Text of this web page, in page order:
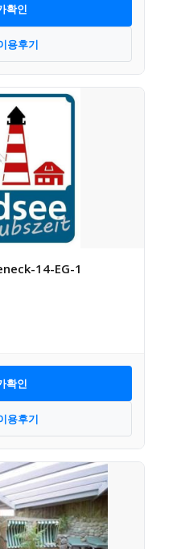
확인
용후기
14-EG-1
확인
용후기